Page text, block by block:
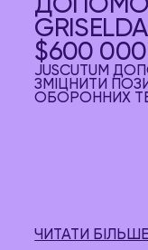
$600
JUSCUTUM
ЗМІЦНИТИ
ОБОРОННИХ
ЧИТАТИ БІЛЬШЕ